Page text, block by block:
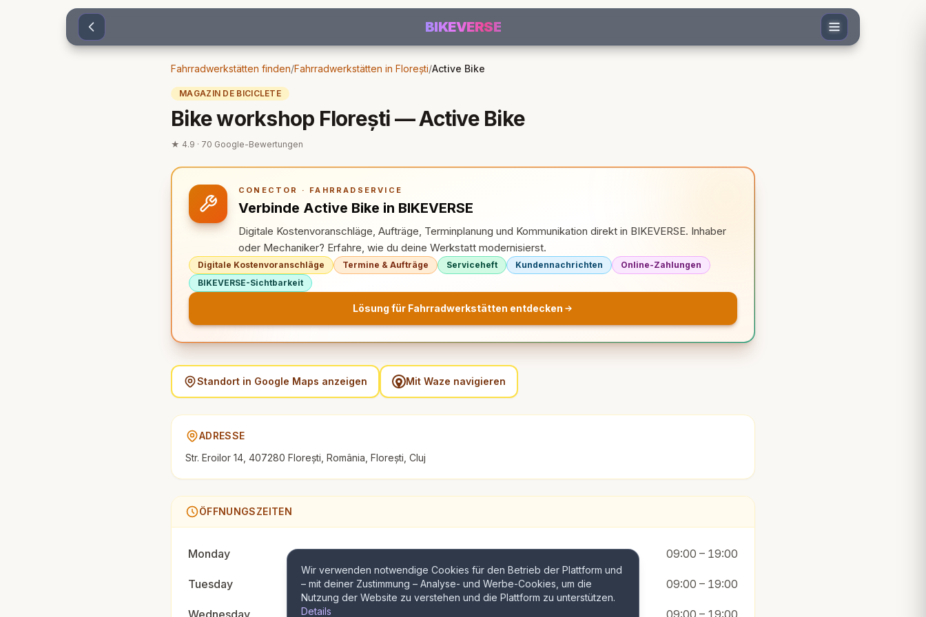
Sari la conținut
Wir verwenden notwendige Cookies für den Betrieb der Plattform und
– mit deiner Zustimmung – Analyse- und Werbe-Cookies, um die
Nutzung der Website zu verstehen und die Plattform zu unterstützen.
Details
BIKEVERSE
Fahrradwerkstätten finden/Fahrradwerkstätten in Florești/Active Bike
MAGAZIN DE BICICLETE
Bike workshop Florești — Active Bike
★ 4.9 · 70 Google-Bewertungen
CONECTOR · FAHRRADSERVICE
Verbinde Active Bike in BIKEVERSE
Digitale Kostenvoranschläge, Aufträge, Terminplanung und Kommunikation direkt in BIKEVERSE. Inhaber
oder Mechaniker? Erfahre, wie du deine Werkstatt modernisierst.
Digitale Kostenvoranschläge Termine & Aufträge Serviceheft Kundennachrichten
Online-Zahlungen
BIKEVERSE-Sichtbarkeit
Lösung für Fahrradwerkstätten entdecken
Standort in Google Maps anzeigen Mit Waze navigieren
ADRESSE
Str. Eroilor 14, 407280 Florești, România, Florești, Cluj
ÖFFNUNGSZEITEN
Monday 09:00 – 19:00
Tuesday 09:00 – 19:00
Wednesday 09:00 – 19:00